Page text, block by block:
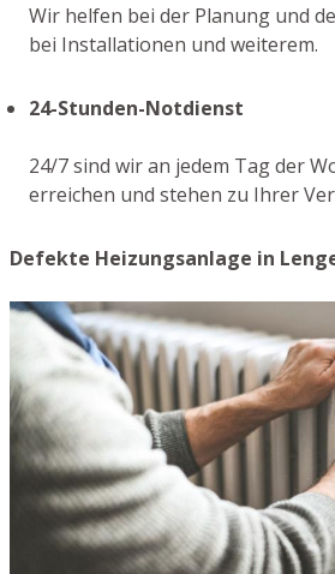
Wir helfen bei der Planung und
bei Installationen und weiterem.
24-Stunden-Notdienst
24/7 sind wir an jedem Tag der
erreichen und stehen zu Ihrer
Defekte Heizungsanlage in